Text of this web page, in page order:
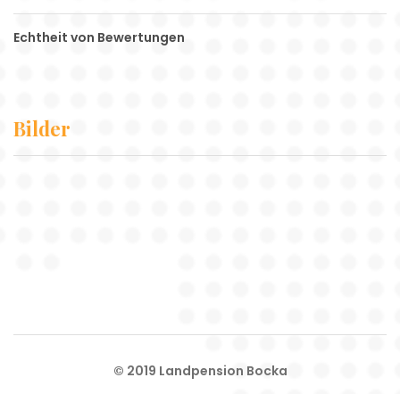
Echtheit von Bewertungen
Bilder
© 2019 Landpension Bocka